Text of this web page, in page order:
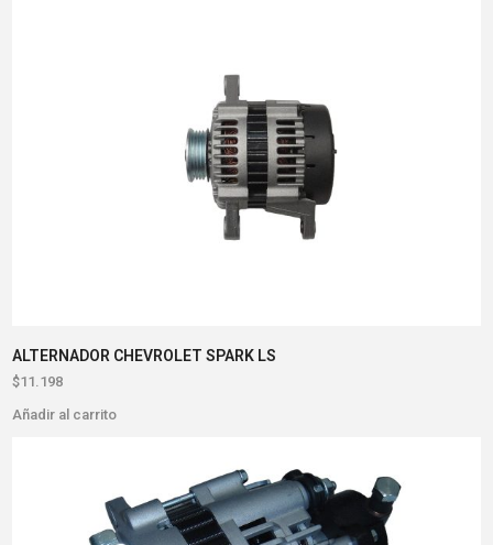
ALTERNADOR CHEVROLET SPARK LS
$11.198
Añadir al carrito